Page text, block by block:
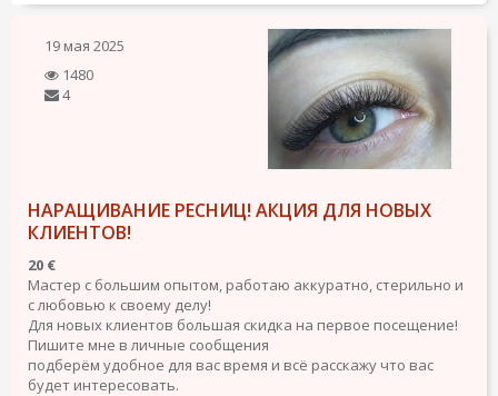
19 мая 2025
1480
4
НАРАЩИВАНИЕ РЕСНИЦ! АКЦИЯ ДЛЯ НОВЫХ
КЛИЕНТОВ!
20 €
Мастер с большим опытом, работаю аккуратно, стерильно и
с любовью к своему делу!
Для новых клиентов большая скидка на первое посещение!
Пишите мне в личные сообщения
подберём удобное для вас время и всё расскажу что вас
будет интересовать.